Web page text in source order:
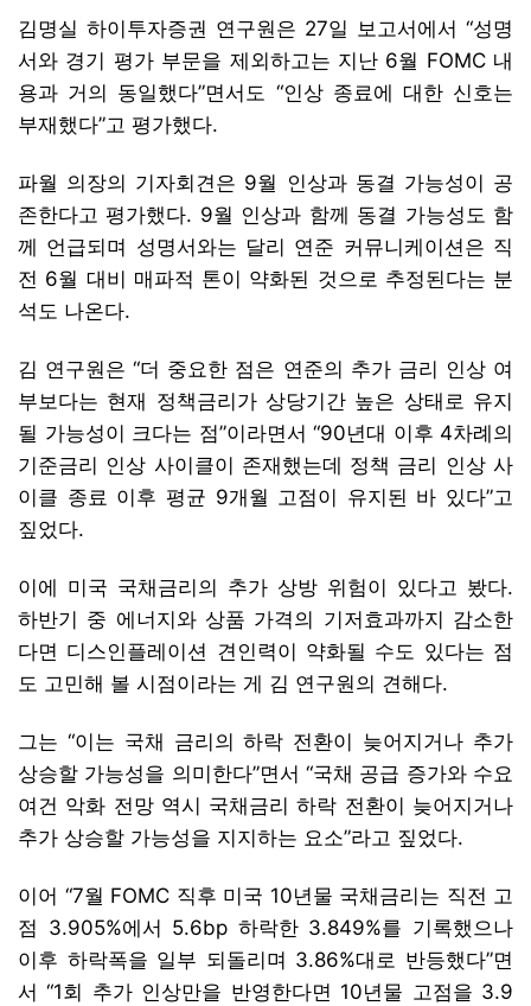
김명실 하이투자증권 연구원은 27일 보고서에서 “성명
서와 경기 평가 부문을 제외하고는 지난 6월 FOMC 내
용과 거의 동일했다”면서도 “인상 종료에 대한 신호는
부재했다”고 평가했다.
파월 의장의 기자회견은 9월 인상과 동결 가능성이 공
존한다고 평가했다. 9월 인상과 함께 동결 가능성도 함
께 언급되며 성명서와는 달리 연준 커뮤니케이션은 직
전 6월 대비 매파적 톤이 약화된 것으로 추정된다는 분
석도 나온다.
김 연구원은 “더 중요한 점은 연준의 추가 금리 인상 여
부보다는 현재 정책금리가 상당기간 높은 상태로 유지
될 가능성이 크다는 점”이라면서 “90년대 이후 4차례의
기준금리 인상 사이클이 존재했는데 정책 금리 인상 사
이클 종료 이후 평균 9개월 고점이 유지된 바 있다”고
짚었다.
이에 미국 국채금리의 추가 상방 위험이 있다고 봤다.
하반기 중 에너지와 상품 가격의 기저효과까지 감소한
다면 디스인플레이션 견인력이 약화될 수도 있다는 점
도 고민해 볼 시점이라는 게 김 연구원의 견해다.
그는 “이는 국채 금리의 하락 전환이 늦어지거나 추가
상승할 가능성을 의미한다”면서 “국채 공급 증가와 수요
여건 악화 전망 역시 국채금리 하락 전환이 늦어지거나
추가 상승할 가능성을 지지하는 요소”라고 짚었다.
이어 “7월 FOMC 직후 미국 10년물 국채금리는 직전 고
점 3.905%에서 5.6bp 하락한 3.849%를 기록했으나
이후 하락폭을 일부 되돌리며 3.86%대로 반등했다”면
서 “1회 추가 인상만을 반영한다면 10년물 고점을 3.9